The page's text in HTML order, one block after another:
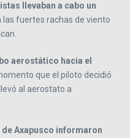
llevaban a cabo un
las fuertes rachas de viento
aerostático hacia el
que el piloto decidió
al aerostato a
Axapusco informaron